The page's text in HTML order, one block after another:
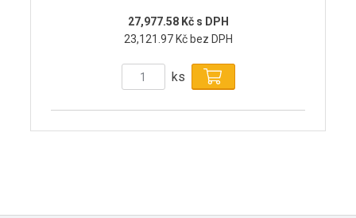
27,977.58 Kč s DPH
23,121.97 Kč bez DPH
ks